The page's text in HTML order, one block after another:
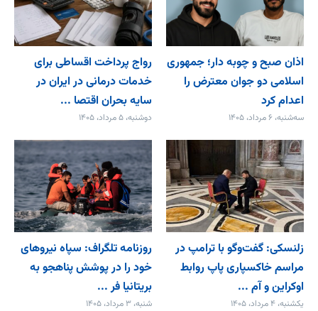
اذان صبح و چوبه دار؛ جمهوری
اسلامی دو جوان معترض را
اعدام کرد
سه‌شنبه، ۶ مرداد، ۱۴۰۵
رواج پرداخت اقساطی برای
خدمات درمانی در ایران در
سایه بحران اقتصا ...
دوشنبه، ۵ مرداد، ۱۴۰۵
زلنسکی: گفت‌وگو با ترامپ در
مراسم خاکسپاری پاپ روابط
اوکراین و آم ...
یکشنبه، ۴ مرداد، ۱۴۰۵
روزنامه تلگراف: سپاه نیروهای
خود را در پوشش پناهجو به
بریتانیا فر ...
شنبه، ۳ مرداد، ۱۴۰۵